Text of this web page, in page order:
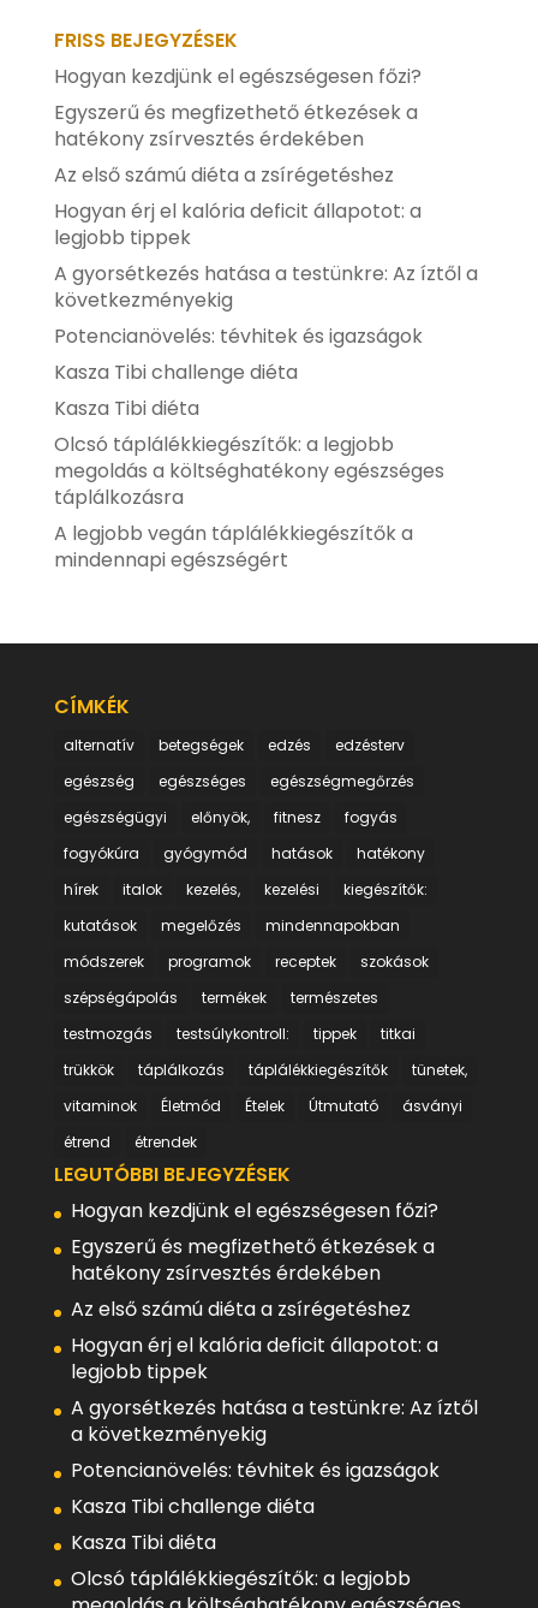
FRISS BEJEGYZÉSEK
Hogyan kezdjünk el egészségesen főzi?
Egyszerű és megfizethető étkezések a
hatékony zsírvesztés érdekében
Az első számú diéta a zsírégetéshez
Hogyan érj el kalória deficit állapotot: a
legjobb tippek
A gyorsétkezés hatása a testünkre: Az íztől a
következményekig
Potencianövelés: tévhitek és igazságok
Kasza Tibi challenge diéta
Kasza Tibi diéta
Olcsó táplálékkiegészítők: a legjobb
megoldás a költséghatékony egészséges
táplálkozásra
A legjobb vegán táplálékkiegészítők a
mindennapi egészségért
CÍMKÉK
alternatív betegségek edzés
edzésterv
egészség
egészséges
egészségmegőrzés
egészségügyi
előnyök, fitnesz
fogyás
fogyókúra
gyógymód hatások
hatékony
hírek
italok kezelés, kezelési
kiegészítők:
kutatások
megelőzés
mindennapokban
módszerek
programok receptek
szokások
szépségápolás
termékek
természetes
testmozgás
testsúlykontroll: tippek
titkai
trükkök
táplálkozás táplálékkiegészítők
tünetek,
vitaminok
Életmód Ételek Útmutató
ásványi
étrend
étrendek
LEGUTÓBBI BEJEGYZÉSEK
Hogyan kezdjünk el egészségesen főzi?
Egyszerű és megfizethető étkezések a
hatékony zsírvesztés érdekében
Az első számú diéta a zsírégetéshez
Hogyan érj el kalória deficit állapotot: a
legjobb tippek
A gyorsétkezés hatása a testünkre: Az íztől
a következményekig
Potencianövelés: tévhitek és igazságok
Kasza Tibi challenge diéta
Kasza Tibi diéta
Olcsó táplálékkiegészítők: a legjobb